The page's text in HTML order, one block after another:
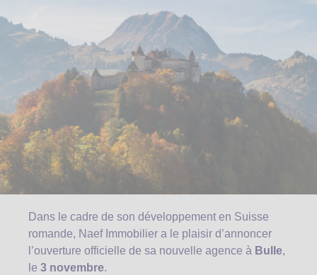
Dans le cadre de son développement en Suisse
romande, Naef Immobilier a le plaisir d’annoncer
l’ouverture officielle de sa nouvelle agence à Bulle,
le 3 novembre.